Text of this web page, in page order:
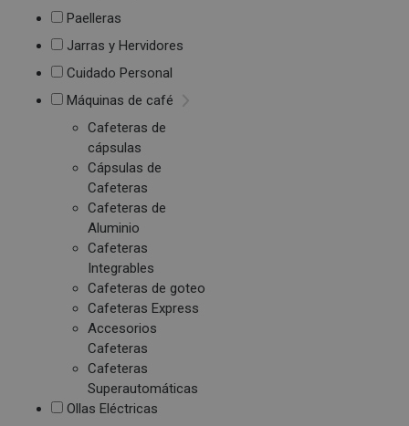
Paelleras
Jarras y Hervidores
Cuidado Personal
Máquinas de café
Cafeteras de
cápsulas
Cápsulas de
Cafeteras
Cafeteras de
Aluminio
Cafeteras
Integrables
Cafeteras de goteo
Cafeteras Express
Accesorios
Cafeteras
Cafeteras
Superautomáticas
Ollas Eléctricas